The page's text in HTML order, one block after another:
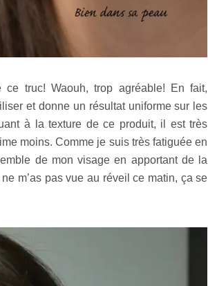
truc! Waouh, trop agréable! En fait,
et donne un résultat uniforme sur les
à la texture de ce produit, il est très
moins. Comme je suis très fatiguée en
de mon visage en apportant de la
m’as pas vue au réveil ce matin, ça se